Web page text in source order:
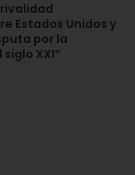
rivalidad
Estados Unidos y
por la
XXI”